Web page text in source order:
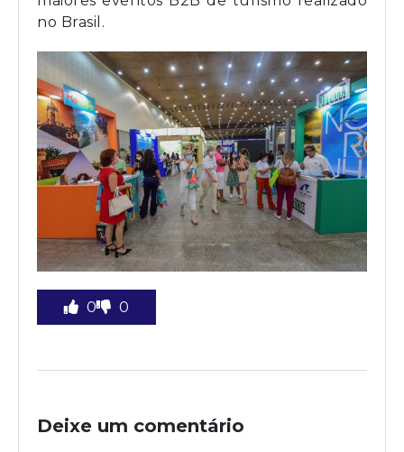
no Brasil.
0 0
Deixe um comentário